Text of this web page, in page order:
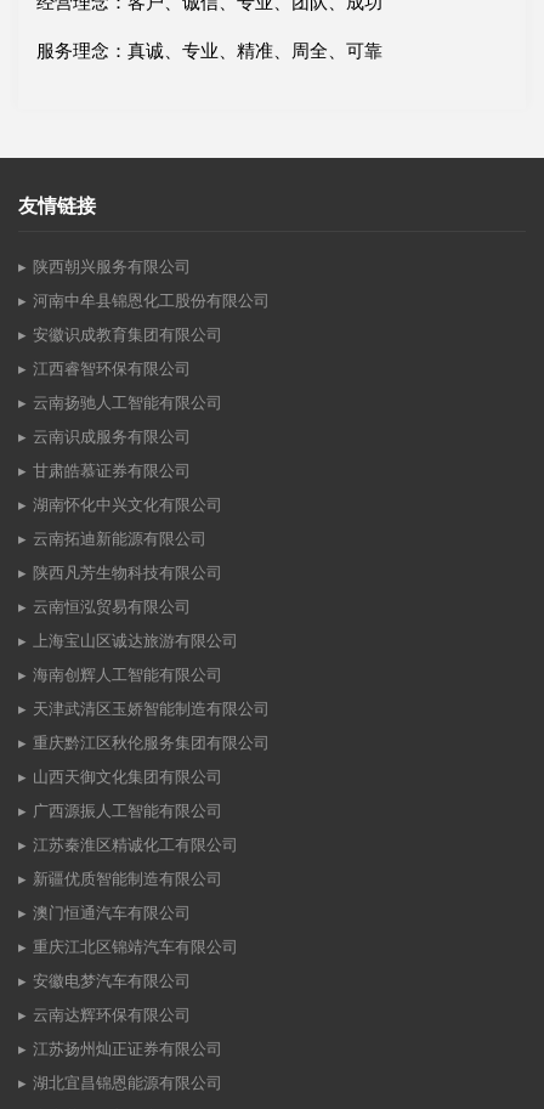
服务理念：真诚、专业、精准、周全、可靠
友情链接
陕西朝兴服务有限公司
河南中牟县锦恩化工股份有限公司
安徽识成教育集团有限公司
江西睿智环保有限公司
云南扬驰人工智能有限公司
云南识成服务有限公司
甘肃皓慕证券有限公司
湖南怀化中兴文化有限公司
云南拓迪新能源有限公司
陕西凡芳生物科技有限公司
云南恒泓贸易有限公司
上海宝山区诚达旅游有限公司
海南创辉人工智能有限公司
天津武清区玉娇智能制造有限公司
重庆黔江区秋伦服务集团有限公司
山西天御文化集团有限公司
广西源振人工智能有限公司
江苏秦淮区精诚化工有限公司
新疆优质智能制造有限公司
澳门恒通汽车有限公司
重庆江北区锦靖汽车有限公司
安徽电梦汽车有限公司
云南达辉环保有限公司
江苏扬州灿正证券有限公司
湖北宜昌锦恩能源有限公司